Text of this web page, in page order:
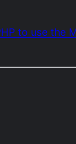
to use the